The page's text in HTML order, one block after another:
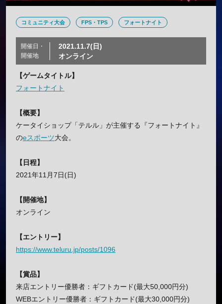
コミュニティ大会 FPS・TPS フォートナイト
開催日・
開催地
2021.11.7(日)
オンライン
【ゲームタイトル】
フォートナイト
【概要】
ケータイショップ「テルル」が主催する『フォートナイト』
のeスポーツ大会。
【日程】
2021年11月7日(日)
【開催地】
オンライン
【エントリー】
https://www.teluru.jp/posts/1096
【賞品】
来店エントリー優勝者：ギフトカード(最大50,000円分)
WEBエントリー優勝者：ギフトカード(最大30,000円分)